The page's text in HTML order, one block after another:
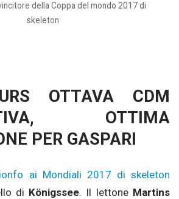
della Coppa del mondo 2017 di
skeleton
OTTAVA CDM
OTTIMA
PER GASPARI
ai Mondiali 2017 di skeleton
di Königssee. Il lettone Martins